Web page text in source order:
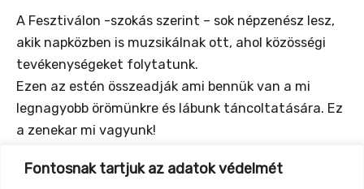
Fontosnak tartjuk az adatok védelmét
A Fesztiválon -szokás szerint – sok népzenész lesz,
akik napközben is muzsikálnak ott, ahol közösségi
tevékenységeket folytatunk.
Ezen az estén összeadják ami bennük van a mi
legnagyobb örömünkre és lábunk táncoltatására. Ez
a zenekar mi vagyunk!